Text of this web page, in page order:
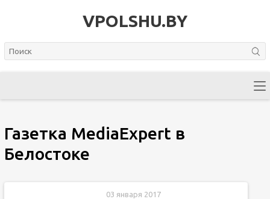
VPOLSHU.BY
Газетка MediaExpert в
Белостоке
03 января 2017